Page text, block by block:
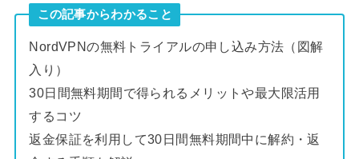
この記事からわかること
NordVPNの無料トライアルの申し込み方法（図解
入り）
30日間無料期間で得られるメリットや最大限活用
するコツ
返金保証を利用して30日間無料期間中に解約・返